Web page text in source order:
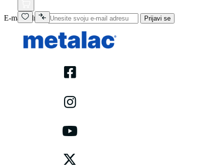
E-mail adresa Prijavi se